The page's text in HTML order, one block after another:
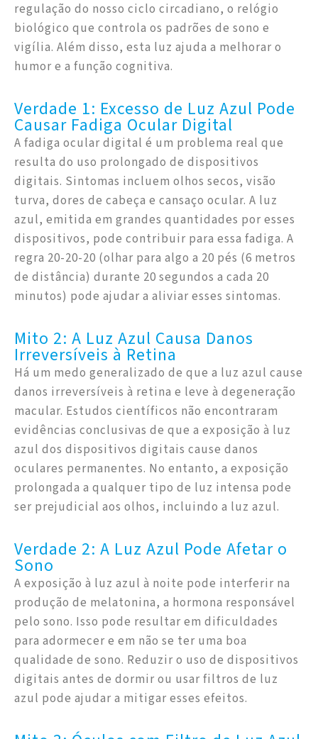
regulação do nosso ciclo circadiano, o relógio
biológico que controla os padrões de sono e
vigília. Além disso, esta luz ajuda a melhorar o
humor e a função cognitiva.
Verdade 1: Excesso de Luz Azul Pode
Causar Fadiga Ocular Digital
A fadiga ocular digital é um problema real que
resulta do uso prolongado de dispositivos
digitais. Sintomas incluem olhos secos, visão
turva, dores de cabeça e cansaço ocular. A luz
azul, emitida em grandes quantidades por esses
dispositivos, pode contribuir para essa fadiga. A
regra 20-20-20 (olhar para algo a 20 pés (6 metros
de distância) durante 20 segundos a cada 20
minutos) pode ajudar a aliviar esses sintomas.
Mito 2: A Luz Azul Causa Danos
Irreversíveis à Retina
Há um medo generalizado de que a luz azul cause
danos irreversíveis à retina e leve à degeneração
macular. Estudos científicos não encontraram
evidências conclusivas de que a exposição à luz
azul dos dispositivos digitais cause danos
oculares permanentes. No entanto, a exposição
prolongada a qualquer tipo de luz intensa pode
ser prejudicial aos olhos, incluindo a luz azul.
Verdade 2: A Luz Azul Pode Afetar o
Sono
A exposição à luz azul à noite pode interferir na
produção de melatonina, a hormona responsável
pelo sono. Isso pode resultar em dificuldades
para adormecer e em não se ter uma boa
qualidade de sono. Reduzir o uso de dispositivos
digitais antes de dormir ou usar filtros de luz
azul pode ajudar a mitigar esses efeitos.